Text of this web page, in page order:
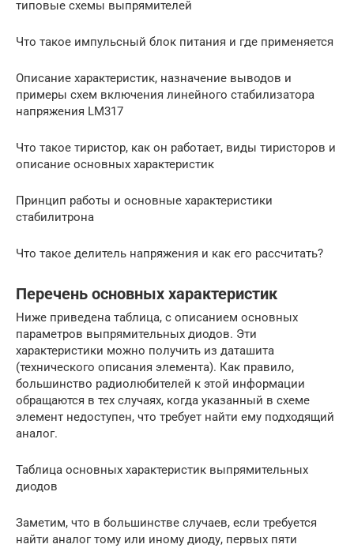
типовые схемы выпрямителей
Что такое импульсный блок питания и где применяется
Описание характеристик, назначение выводов и
примеры схем включения линейного стабилизатора
напряжения LM317
Что такое тиристор, как он работает, виды тиристоров и
описание основных характеристик
Принцип работы и основные характеристики
стабилитрона
Что такое делитель напряжения и как его рассчитать?
Перечень основных характеристик
Ниже приведена таблица, с описанием основных
параметров выпрямительных диодов. Эти
характеристики можно получить из даташита
(технического описания элемента). Как правило,
большинство радиолюбителей к этой информации
обращаются в тех случаях, когда указанный в схеме
элемент недоступен, что требует найти ему подходящий
аналог.
Таблица основных характеристик выпрямительных
диодов
Заметим, что в большинстве случаев, если требуется
найти аналог тому или иному диоду, первых пяти